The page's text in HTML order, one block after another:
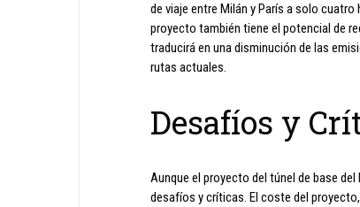
de viaje entre Milán y París a solo
proyecto también tiene el potencial de
traducirá en una disminución de las
rutas actuales.
Desafíos y
Aunque el proyecto del túnel de base
desafíos y críticas. El coste del